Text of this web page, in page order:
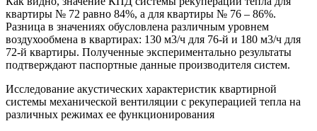
квартиры № 72 равно 84%, а для квартиры № 76 – 86%.
Разница в значениях обусловлена различным уровнем
воздухообмена в квартирах: 130 м3/ч для 76-й и 180 м3/ч для
72-й квартиры. Полученные экспериментально результаты
подтверждают паспортные данные производителя систем.
Исследование акустических характеристик квартирной
системы механической вентиляции с рекуперацией тепла на
различных режимах ее функционирования